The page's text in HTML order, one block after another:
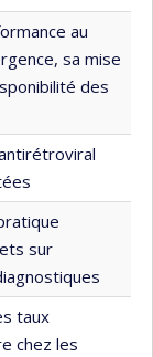
au
sa mise
des
sur
taux
chez les